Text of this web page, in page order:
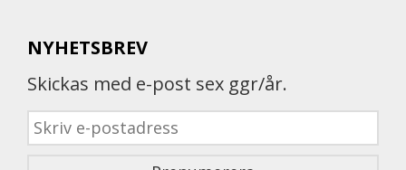
NYHETSBREV
Skickas med e-post sex ggr/år.